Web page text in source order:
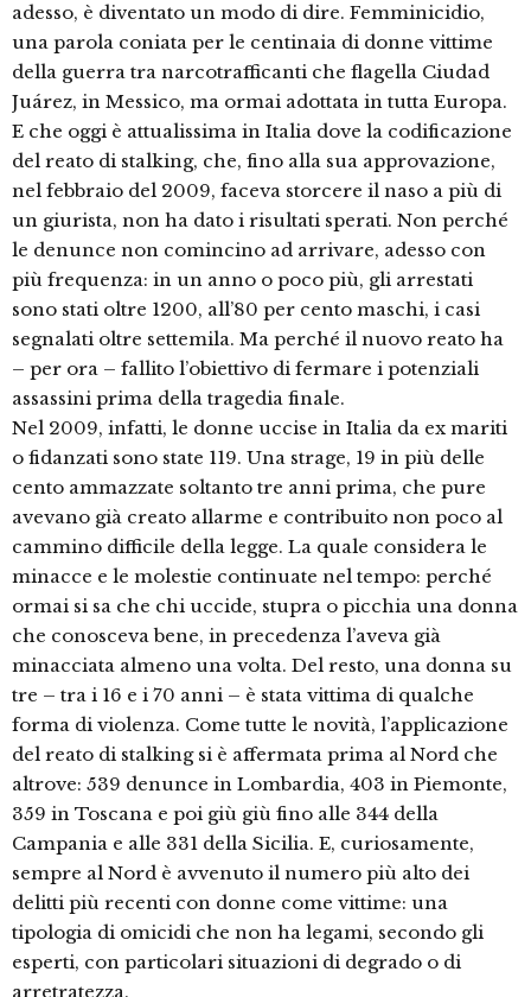
adesso, è diventato un modo di dire. Femminicidio,
una parola coniata per le centinaia di donne vittime
della guerra tra narcotrafficanti che flagella Ciudad
Juárez, in Messico, ma ormai adottata in tutta Europa.
E che oggi è attualissima in Italia dove la codificazione
del reato di stalking, che, fino alla sua approvazione,
nel febbraio del 2009, faceva storcere il naso a più di
un giurista, non ha dato i risultati sperati. Non perché
le denunce non comincino ad arrivare, adesso con
più frequenza: in un anno o poco più, gli arrestati
sono stati oltre 1200, all’80 per cento maschi, i casi
segnalati oltre settemila. Ma perché il nuovo reato ha
– per ora – fallito l’obiettivo di fermare i potenziali
assassini prima della tragedia finale.
Nel 2009, infatti, le donne uccise in Italia da ex mariti
o fidanzati sono state 119. Una strage, 19 in più delle
cento ammazzate soltanto tre anni prima, che pure
avevano già creato allarme e contribuito non poco al
cammino difficile della legge. La quale considera le
minacce e le molestie continuate nel tempo: perché
ormai si sa che chi uccide, stupra o picchia una donna
che conosceva bene, in precedenza l’aveva già
minacciata almeno una volta. Del resto, una donna su
tre – tra i 16 e i 70 anni – è stata vittima di qualche
forma di violenza. Come tutte le novità, l’applicazione
del reato di stalking si è affermata prima al Nord che
altrove: 539 denunce in Lombardia, 403 in Piemonte,
359 in Toscana e poi giù giù fino alle 344 della
Campania e alle 331 della Sicilia. E, curiosamente,
sempre al Nord è avvenuto il numero più alto dei
delitti più recenti con donne come vittime: una
tipologia di omicidi che non ha legami, secondo gli
esperti, con particolari situazioni di degrado o di
arretratezza.